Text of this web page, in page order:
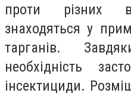
проти різних
знаходяться у
тарганів.
необхідність
інсектициди.